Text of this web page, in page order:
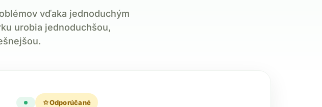
vďaka jednoduchým
urobia jednoduchšou,
starOdporúčané